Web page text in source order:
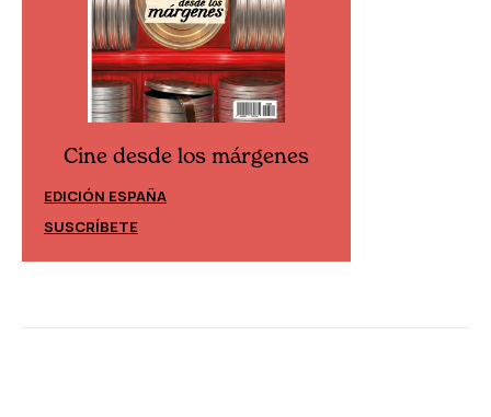
Cine desde los márgenes
EDICIÓN ESPAÑA
SUSCRÍBETE